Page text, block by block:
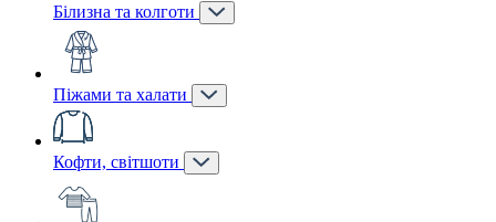
Білизна та колготи
Піжами та халати
Кофти, світшоти